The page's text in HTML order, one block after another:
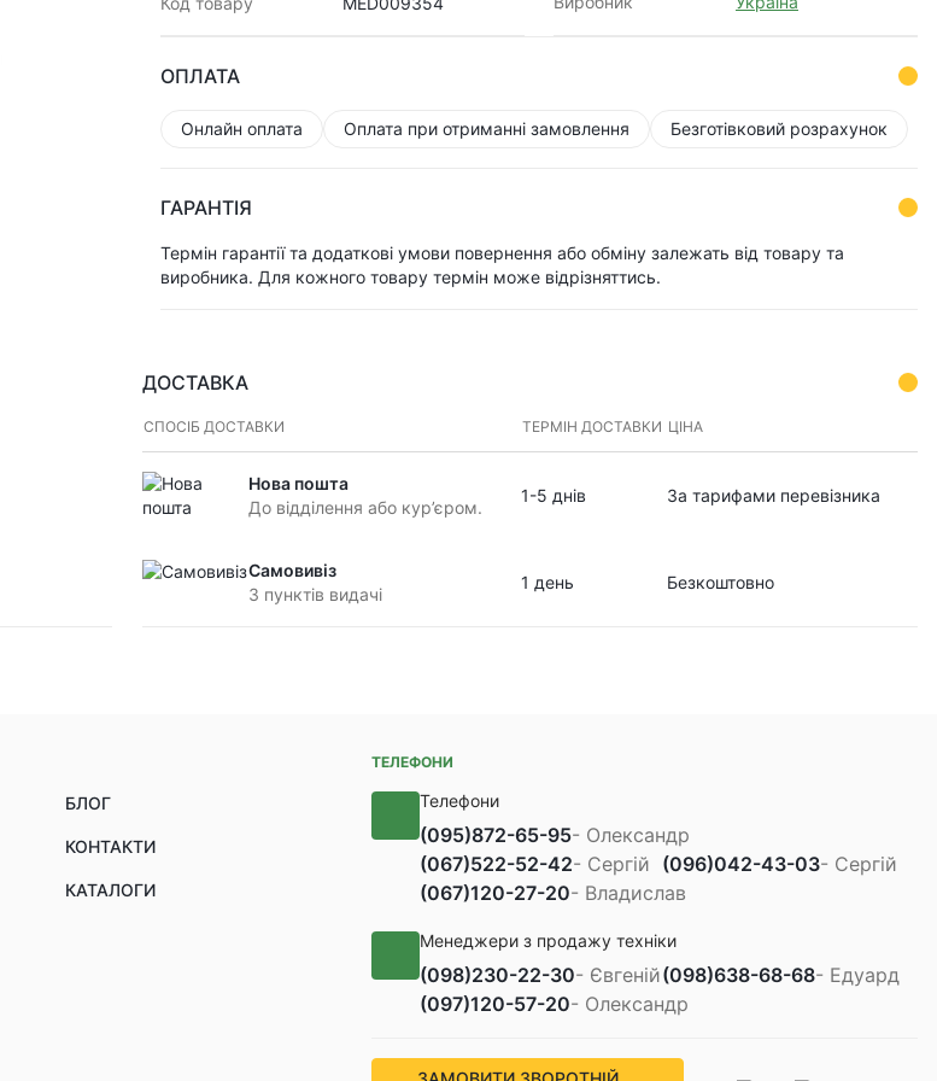
ОПЛАТА
Онлайн оплата Оплата при отриманні замовлення Безготівковий розрахунок
ГАРАНТІЯ
Термін гарантії та додаткові умови повернення або обміну залежать від товару та
виробника. Для кожного товару термін може відрізняттись.
ДОСТАВКА
СПОСІБ ДОСТАВКИ ТЕРМІН ДОСТАВКИ ЦІНА
Нова пошта
До відділення або кур’єром.
1-5 днів За тарифами перевізника
Самовивіз
З пунктів видачі
1 день Безкоштовно
БЛОГ
КОНТАКТИ
КАТАЛОГИ
ТЕЛЕФОНИ
Телефони
(095)872-65-95- Олександр
(067)522-52-42- Сергій (096)042-43-03- Сергій
(067)120-27-20- Владислав
Менеджери з продажу техніки
(098)230-22-30- Євгеній(098)638-68-68- Едуард
(097)120-57-20- Олександр